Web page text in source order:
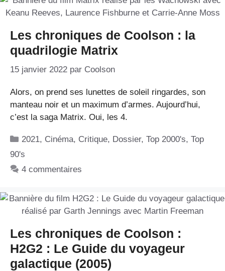
Les chroniques de Coolson : la
quadrilogie Matrix
15 janvier 2022 par Coolson
Alors, on prend ses lunettes de soleil ringardes, son
manteau noir et un maximum d’armes. Aujourd’hui,
c’est la saga Matrix. Oui, les 4.
Catégories
2021, Cinéma, Critique, Dossier,Top 2000's,Top
90's
4 commentaires
Les chroniques de Coolson :
H2G2 : Le Guide du voyageur
galactique (2005)